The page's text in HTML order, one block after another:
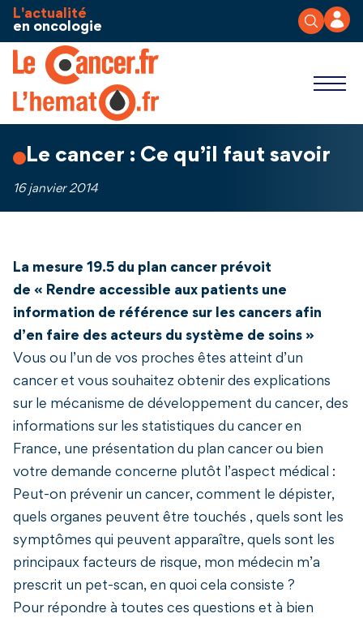
Aller au contenu
L'actualité
en oncologie
Le cancer : Ce qu’il faut savoir
16 janvier 2014
La mesure 19.5 du plan cancer prévoit
de « Rendre accessible aux patients une
information de référence sur les cancers afin
d’en faire des acteurs du système de soins »
Vous ou l’un de vos proches êtes atteint d’un
cancer et vous souhaitez obtenir des explications
sur le mécanisme de développement du cancer, des
informations sur les statistiques du cancer en
France, une présentation du plan cancer ou bien
votre demande concerne plutôt l’aspect médical :
Peut-on prévenir un cancer, comment le dépister,
quels organes peuvent être touchés , quels sont les
symptômes qui peuvent apparaître, quels sont les
principaux facteurs de risque, mon médecin m’a
prescrit un pet-scan, en quoi cela consiste ?
Pour répondre à toutes ces questions et à bien
Panneau de gestion des cookies